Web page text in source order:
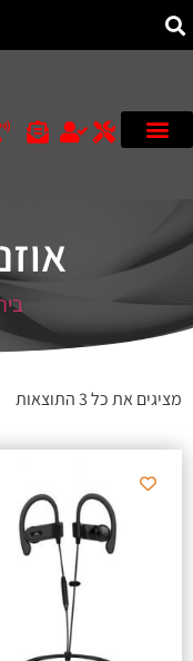
מציגים את כל ⁦3⁩ התוצאות